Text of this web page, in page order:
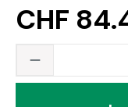
CHF
Produkt